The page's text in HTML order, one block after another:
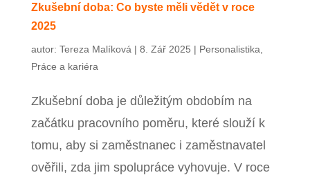
Zkušební doba: Co byste měli vědět v roce
2025
autor: Tereza Malíková | 8. Zář 2025 | Personalistika
Práce a kariéra
Zkušební doba je důležitým obdobím na
začátku pracovního poměru, které slouží k
tomu, aby si zaměstnanec i zaměstnavatel
ověřili, zda jim spolupráce vyhovuje. V roce